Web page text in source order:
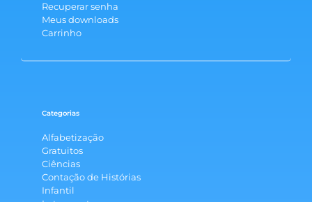
Recuperar senha
Meus downloads
Carrinho
Categorias
Alfabetização
Gratuitos
Ciências
Contação de Histórias
Infantil